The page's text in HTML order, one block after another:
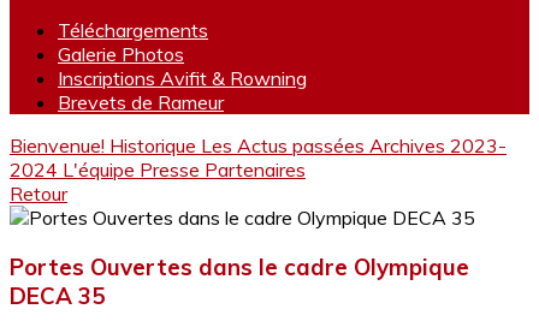
Téléchargements
Galerie Photos
Inscriptions Avifit & Rowning
Brevets de Rameur
Bienvenue! Historique Les Actus passées Archives 2023-
2024 L'équipe Presse Partenaires
Retour
Portes Ouvertes dans le cadre Olympique
DECA 35